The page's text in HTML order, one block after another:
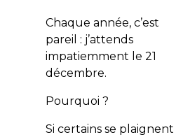
Chaque année, c’est
pareil : j’attends
impatiemment le 21
décembre.
Pourquoi ?
Si certains se plaignent